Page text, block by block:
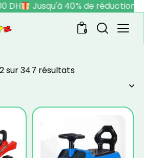
DH Jusqu'à 40% de réduction
0
sur 347 résultats